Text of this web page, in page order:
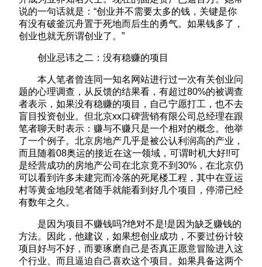
说的一句话就是：“创业并不需要太多的钱，关键是你
有没有破釜沉舟置于死地而后生的勇气。如果钱多了，
创业也就无所谓创业了。”
创业忌讳之二：没有稳赚的项目
本人笔者曾连同一知名网站进行过一次有关创业问
题的心理调查，从反馈的结果看，有超过80%的被调查
者表示，如果没有稳赚的项目，自己宁愿打工，也不去
盲目投资创业。但北京xx口碑营销有限公司总经理在跟
笔者聊天时表示：赚与不赚只是一个相对的概念。他举
了一个例子。北京房地产几乎是被公认利润高的产业，
而且随着08奥运的接近在这一领域，可谓时机大好!!可
是经营成功的房地产公司在北京竟不到30%，在北京仍
可以看到许多未建完而冷落的死尾楼工程，其中在亚运
村等黄金地段笔者随手就能看到好几个项目，停滞已经
有数年之久。
是因为项目不赚钱吗?绝对不是!是因为缺乏赚钱的
方法。因此，他建议，如果想创业成功，不要过份计较
项目好与不好，而要琢磨自己是否真正愿意冒险进入这
个行业、而且逼迫自己喜欢这个项目。如果具备这两个